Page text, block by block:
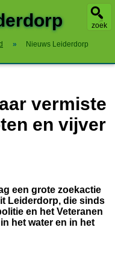
zoek
» Nieuws Leiderdorp
vermiste
en vijver
een grote zoekactie
Leiderdorp, die sinds
en het Veteranen
het water en in het